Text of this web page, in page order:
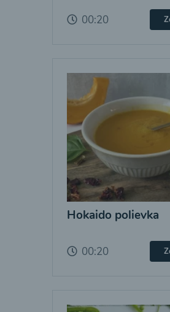
00:20
Hokaido polievka
00:20